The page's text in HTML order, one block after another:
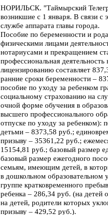
НОРИЛЬСК. "Таймырский
возникшие с 1 января. В связи
службе аппарата главы города.
Пособие по беременности и
физическими лицами
нотариусами и прекращением
профессиональная
лицензированию составляет
ранние сроки беременности –
пособие по уходу за ребенком
социальному страхованию на
очной форме обучения в
высшего профессионального
отпуске по уходу за ребенком):
детьми – 8373,58 руб.;
призыву – 35361,22 руб.;
15154,81 руб.; базовый размер
базовый размер ежегодного
семьям, имеющим детей, в
в дошкольном образовательном
группе кратковременного
ребенка – 286,34 руб. (на детей
на детей, родители которых
призыву – 429,52 руб.).